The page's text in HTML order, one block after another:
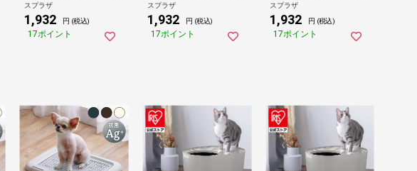
スプラザ
1,932 円 (税込)
17ポイント
スプラザ
1,932 円 (税込)
17ポイント
スプラザ
1,932 円 (税込)
17ポイント